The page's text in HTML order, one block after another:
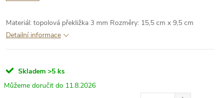
Materiál: topolová překližka 3 mm Rozměry: 15,5 cm x 9,5 cm
Detailní informace
Skladem >5 ks
11.8.2026